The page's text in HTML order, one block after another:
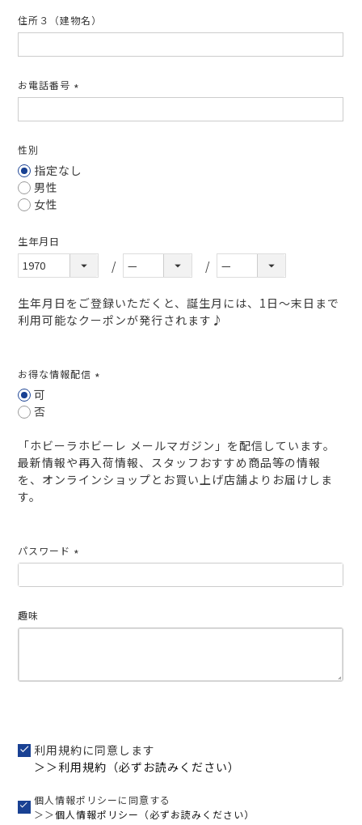
住所３（建物名）
お電話番号
須)
性別
指定なし
男性
女性
生年月日
生年月日をご登録いただくと、誕生月には、1日～末日まで
利用可能なクーポンが発行されます♪
お得な情報配信
可
否
「ホビーラホビーレ メールマガジン」を配信しています。
最新情報や再入荷情報、スタッフおすすめ商品等の情報
を、オンラインショップとお買い上げ店舗よりお届けしま
す。
パスワード
須)
趣味
利用規約に同意します
＞＞利用規約（必ずお読みください）
個人情報ポリシーに同意する
＞＞個人情報ポリシー（必ずお読みください）